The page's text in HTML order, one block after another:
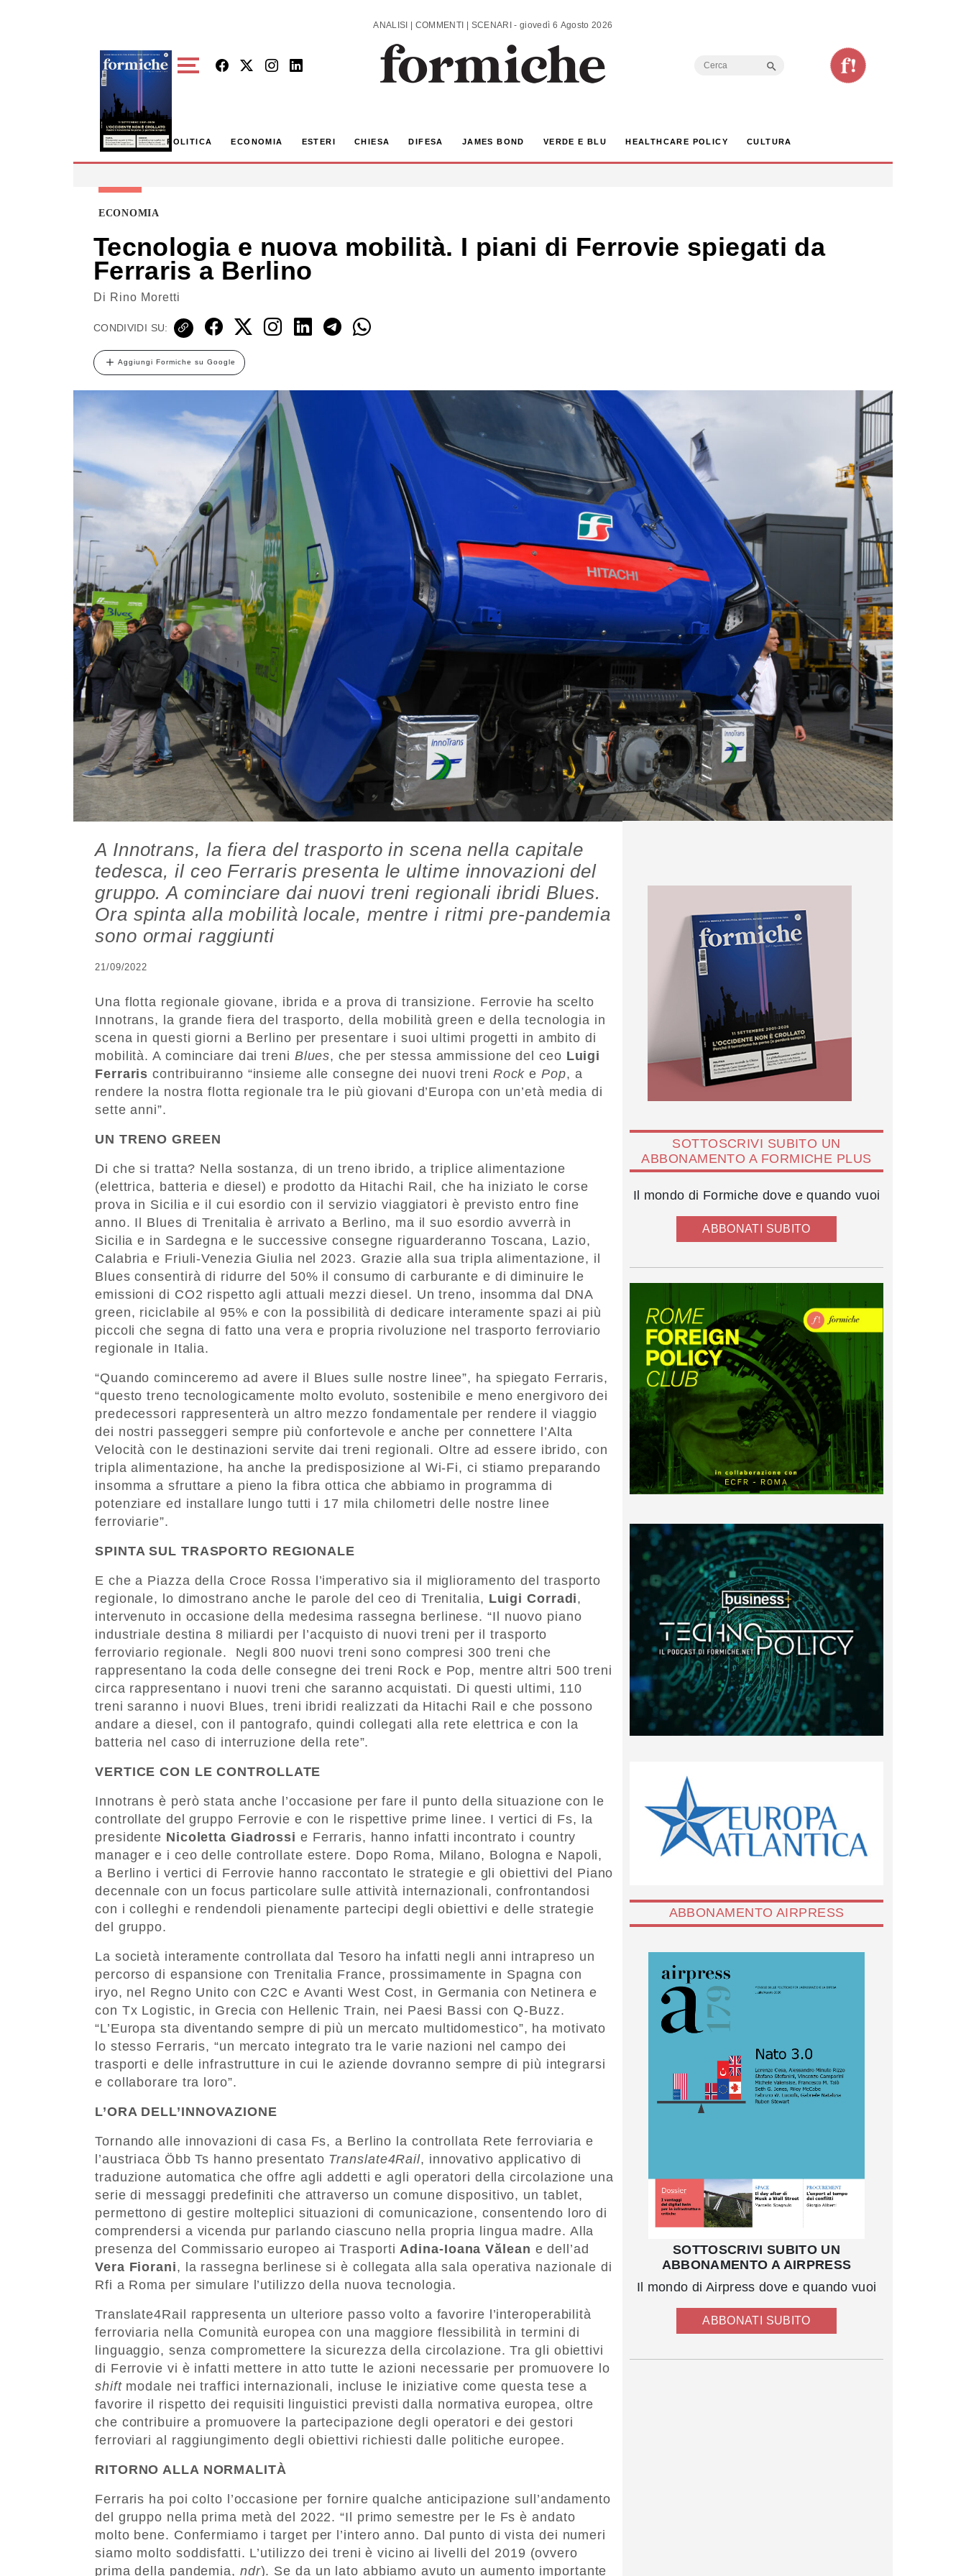
ANALISI | COMMENTI | SCENARI - giovedì 6 Agosto 2026
Search
POLITICA ECONOMIA ESTERI CHIESA DIFESA JAMES BOND VERDE E BLU HEALTHCARE POLICY CULTURA
ECONOMIA
Tecnologia e nuova mobilità. I piani di Ferrovie spiegati da
Ferraris a Berlino
Di Rino Moretti
CONDIVIDI SU:
Aggiungi Formiche su Google
A Innotrans, la fiera del trasporto in scena nella capitale
tedesca, il ceo Ferraris presenta le ultime innovazioni del
gruppo. A cominciare dai nuovi treni regionali ibridi Blues.
Ora spinta alla mobilità locale, mentre i ritmi pre-pandemia
sono ormai raggiunti
21/09/2022
Una flotta regionale giovane, ibrida e a prova di transizione. Ferrovie ha scelto
Innotrans, la grande fiera del trasporto, della mobilità green e della tecnologia in
scena in questi giorni a Berlino per presentare i suoi ultimi progetti in ambito di
mobilità. A cominciare dai treni Blues, che per stessa ammissione del ceo Luigi
Ferraris contribuiranno “insieme alle consegne dei nuovi treni Rock ePop, a
rendere la nostra flotta regionale tra le più giovani d’Europa con un’età media di
sette anni”.
UN TRENO GREEN
Di che si tratta? Nella sostanza, di un treno ibrido, a triplice alimentazione
(elettrica, batteria e diesel) e prodotto da Hitachi Rail, che ha iniziato le corse
prova in Sicilia e il cui esordio con il servizio viaggiatori è previsto entro fine
anno. Il Blues di Trenitalia è arrivato a Berlino, ma il suo esordio avverrà in
Sicilia e in Sardegna e le successive consegne riguarderanno Toscana, Lazio,
Calabria e Friuli-Venezia Giulia nel 2023. Grazie alla sua tripla alimentazione, il
Blues consentirà di ridurre del 50% il consumo di carburante e di diminuire le
emissioni di CO2 rispetto agli attuali mezzi diesel. Un treno, insomma dal DNA
green, riciclabile al 95% e con la possibilità di dedicare interamente spazi ai più
piccoli che segna di fatto una vera e propria rivoluzione nel trasporto ferroviario
regionale in Italia.
“Quando cominceremo ad avere il Blues sulle nostre linee”, ha spiegato Ferraris,
“questo treno tecnologicamente molto evoluto, sostenibile e meno energivoro dei
predecessori rappresenterà un altro mezzo fondamentale per rendere il viaggio
dei nostri passeggeri sempre più confortevole e anche per connettere l’Alta
Velocità con le destinazioni servite dai treni regionali. Oltre ad essere ibrido, con
tripla alimentazione, ha anche la predisposizione al Wi-Fi, ci stiamo preparando
insomma a sfruttare a pieno la fibra ottica che abbiamo in programma di
potenziare ed installare lungo tutti i 17 mila chilometri delle nostre linee
ferroviarie”.
SPINTA SUL TRASPORTO REGIONALE
E che a Piazza della Croce Rossa l’imperativo sia il miglioramento del trasporto
regionale, lo dimostrano anche le parole del ceo di Trenitalia, Luigi Corradi,
intervenuto in occasione della medesima rassegna berlinese. “Il nuovo piano
industriale destina 8 miliardi per l’acquisto di nuovi treni per il trasporto
ferroviario regionale. Negli 800 nuovi treni sono compresi 300 treni che
rappresentano la coda delle consegne dei treni Rock e Pop, mentre altri 500 treni
circa rappresentano i nuovi treni che saranno acquistati. Di questi ultimi, 110
treni saranno i nuovi Blues, treni ibridi realizzati da Hitachi Rail e che possono
andare a diesel, con il pantografo, quindi collegati alla rete elettrica e con la
batteria nel caso di interruzione della rete”.
VERTICE CON LE CONTROLLATE
Innotrans è però stata anche l’occasione per fare il punto della situazione con le
controllate del gruppo Ferrovie e con le rispettive prime linee. I vertici di Fs, la
presidente Nicoletta Giadrossi e Ferraris, hanno infatti incontrato i country
manager e i ceo delle controllate estere. Dopo Roma, Milano, Bologna e Napoli,
a Berlino i vertici di Ferrovie hanno raccontato le strategie e gli obiettivi del Piano
decennale con un focus particolare sulle attività internazionali, confrontandosi
con i colleghi e rendendoli pienamente partecipi degli obiettivi e delle strategie
del gruppo.
La società interamente controllata dal Tesoro ha infatti negli anni intrapreso un
percorso di espansione con Trenitalia France, prossimamente in Spagna con
iryo, nel Regno Unito con C2C e Avanti West Cost, in Germania con Netinera e
con Tx Logistic, in Grecia con Hellenic Train, nei Paesi Bassi con Q-Buzz.
“L’Europa sta diventando sempre di più un mercato multidomestico”, ha motivato
lo stesso Ferraris, “un mercato integrato tra le varie nazioni nel campo dei
trasporti e delle infrastrutture in cui le aziende dovranno sempre di più integrarsi
e collaborare tra loro”.
L’ORA DELL’INNOVAZIONE
Tornando alle innovazioni di casa Fs, a Berlino la controllata Rete ferroviaria e
l’austriaca Öbb Ts hanno presentato Translate4Rail, innovativo applicativo di
traduzione automatica che offre agli addetti e agli operatori della circolazione una
serie di messaggi predefiniti che attraverso un comune dispositivo, un tablet,
permettono di gestire molteplici situazioni di comunicazione, consentendo loro di
comprendersi a vicenda pur parlando ciascuno nella propria lingua madre. Alla
presenza del Commissario europeo ai Trasporti Adina-Ioana Vălean e dell’ad
Vera Fiorani, la rassegna berlinese si è collegata alla sala operativa nazionale di
Rfi a Roma per simulare l’utilizzo della nuova tecnologia.
Translate4Rail rappresenta un ulteriore passo volto a favorire l’interoperabilità
ferroviaria nella Comunità europea con una maggiore flessibilità in termini di
linguaggio, senza compromettere la sicurezza della circolazione. Tra gli obiettivi
di Ferrovie vi è infatti mettere in atto tutte le azioni necessarie per promuovere lo
shiftmodale nei traffici internazionali, incluse le iniziative come questa tese a
favorire il rispetto dei requisiti linguistici previsti dalla normativa europea, oltre
che contribuire a promuovere la partecipazione degli operatori e dei gestori
ferroviari al raggiungimento degli obiettivi richiesti dalle politiche europee.
RITORNO ALLA NORMALITÀ
Ferraris ha poi colto l’occasione per fornire qualche anticipazione sull’andamento
del gruppo nella prima metà del 2022. “Il primo semestre per le Fs è andato
molto bene. Confermiamo i target per l’intero anno. Dal punto di vista dei numeri
siamo molto soddisfatti. L’utilizzo dei treni è vicino ai livelli del 2019 (ovvero
prima della pandemia, ndr). Se da un lato abbiamo avuto un aumento importante
SOTTOSCRIVI SUBITO UN
ABBONAMENTO A FORMICHE PLUS
Il mondo di Formiche dove e quando vuoi
ABBONATI SUBITO
ABBONAMENTO AIRPRESS
SOTTOSCRIVI SUBITO UN
ABBONAMENTO A AIRPRESS
Il mondo di Airpress dove e quando vuoi
ABBONATI SUBITO